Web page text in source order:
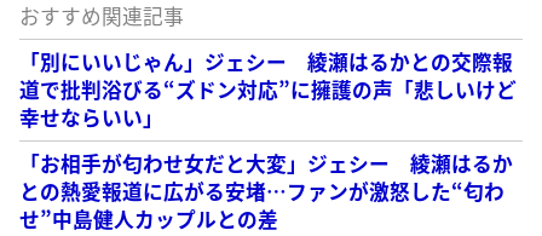
おすすめ関連記事
「別にいいじゃん」ジェシー 綾瀬はるかとの交際報
道で批判浴びる“ズドン対応”に擁護の声「悲しいけど
幸せならいい」
「お相手が匂わせ女だと大変」ジェシー 綾瀬はるか
との熱愛報道に広がる安堵…ファンが激怒した“匂わ
せ”中島健人カップルとの差